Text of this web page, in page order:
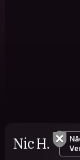
Nic H.